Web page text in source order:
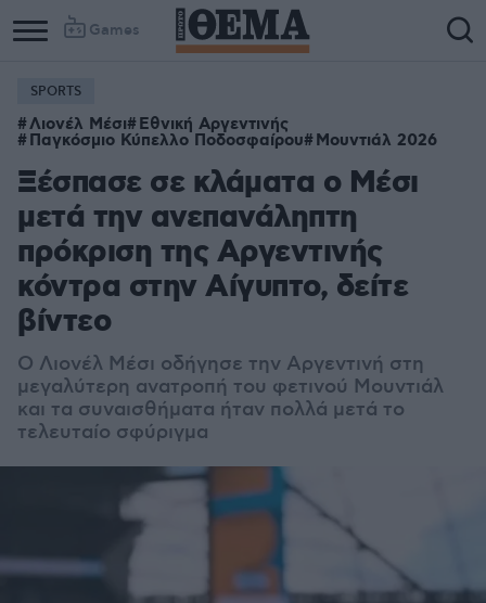
Games
SPORTS
Λιονέλ Μέσι Εθνική Αργεντινής
Παγκόσμιο Κύπελλο Ποδοσφαίρου Μουντιάλ 2026
Ξέσπασε σε κλάματα ο Μέσι
μετά την ανεπανάληπτη
πρόκριση της Αργεντινής
κόντρα στην Αίγυπτο, δείτε
βίντεο
Ο Λιονέλ Μέσι οδήγησε την Αργεντινή στη
μεγαλύτερη ανατροπή του φετινού Μουντιάλ
και τα συναισθήματα ήταν πολλά μετά το
τελευταίο σφύριγμα